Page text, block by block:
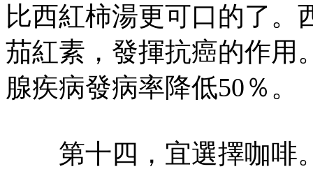
比西紅柿湯更可口的了。
茄紅素，發揮抗癌的作用
腺疾病發病率降低50％。
第十四，宜選擇咖啡